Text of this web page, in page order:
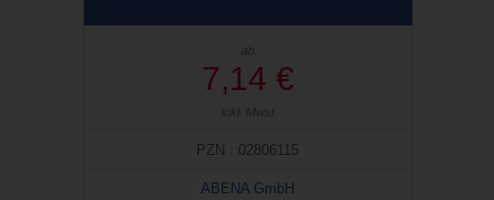
ab
7,14 €
inkl. Mwst
PZN : 02806115
ABENA GmbH